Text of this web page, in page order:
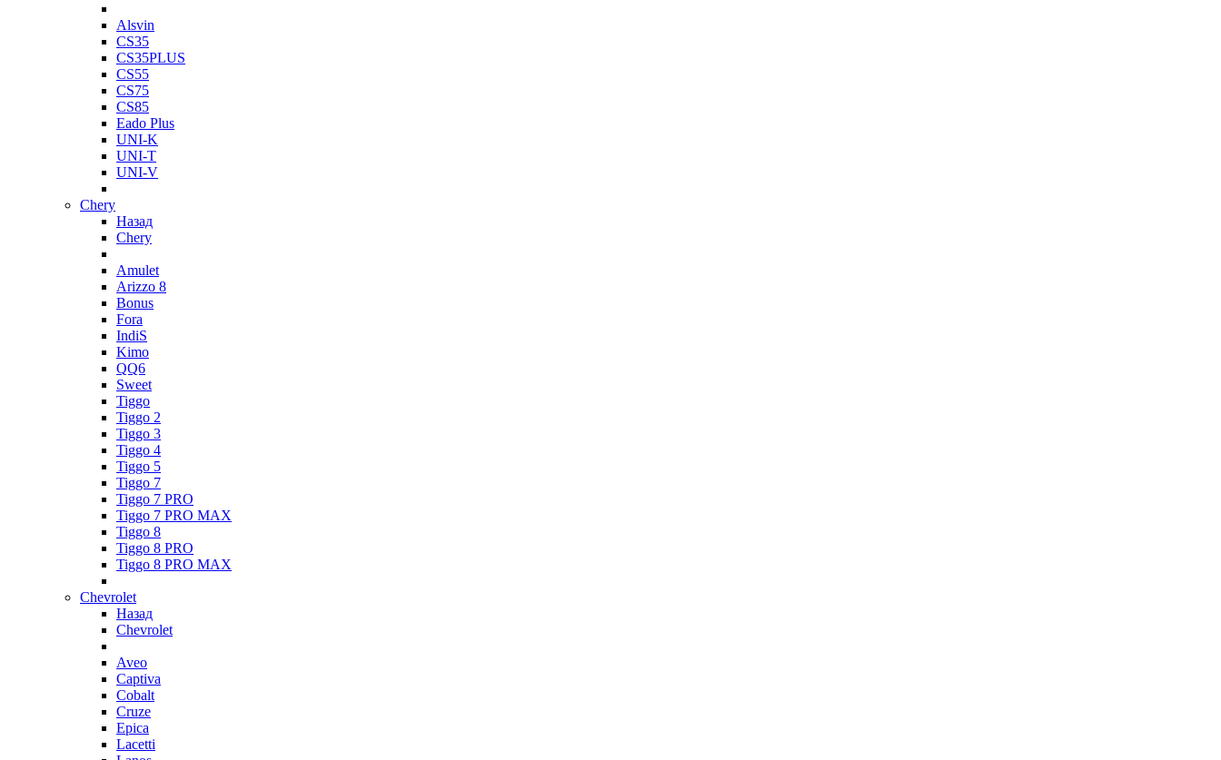
Alsvin
CS35
CS35PLUS
CS55
CS75
CS85
Eado Plus
UNI-K
UNI-T
UNI-V
Chery
Назад
Chery
Amulet
Arizzo 8
Bonus
Fora
IndiS
Kimo
QQ6
Sweet
Tiggo
Tiggo 2
Tiggo 3
Tiggo 4
Tiggo 5
Tiggo 7
Tiggo 7 PRO
Tiggo 7 PRO MAX
Tiggo 8
Tiggo 8 PRO
Tiggo 8 PRO MAX
Chevrolet
Назад
Chevrolet
Aveo
Captiva
Cobalt
Cruze
Epica
Lacetti